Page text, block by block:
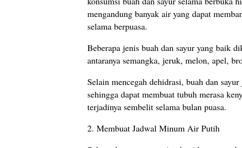
mengandung banyak air yang dapat
selama berpuasa.
Beberapa jenis buah dan sayur yang baik
antaranya semangka, jeruk, melon, apel,
Selain mencegah dehidrasi, buah dan
sehingga dapat membuat tubuh merasa
terjadinya sembelit selama bulan puasa.
2. Membuat Jadwal Minum Air Putih